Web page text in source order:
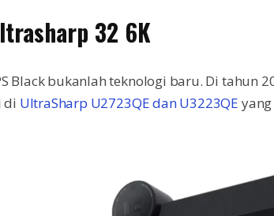
32 6K
Black bukanlah teknologi baru. Di tahun
di UltraSharp U2723QE dan U3223QE